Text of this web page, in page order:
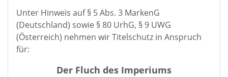
Unter Hinweis auf § 5 Abs. 3 MarkenG
(Deutschland) sowie § 80 UrhG, § 9 UWG
(Österreich) nehmen wir Titelschutz in Anspruch
für:
Der Fluch des Imperiums